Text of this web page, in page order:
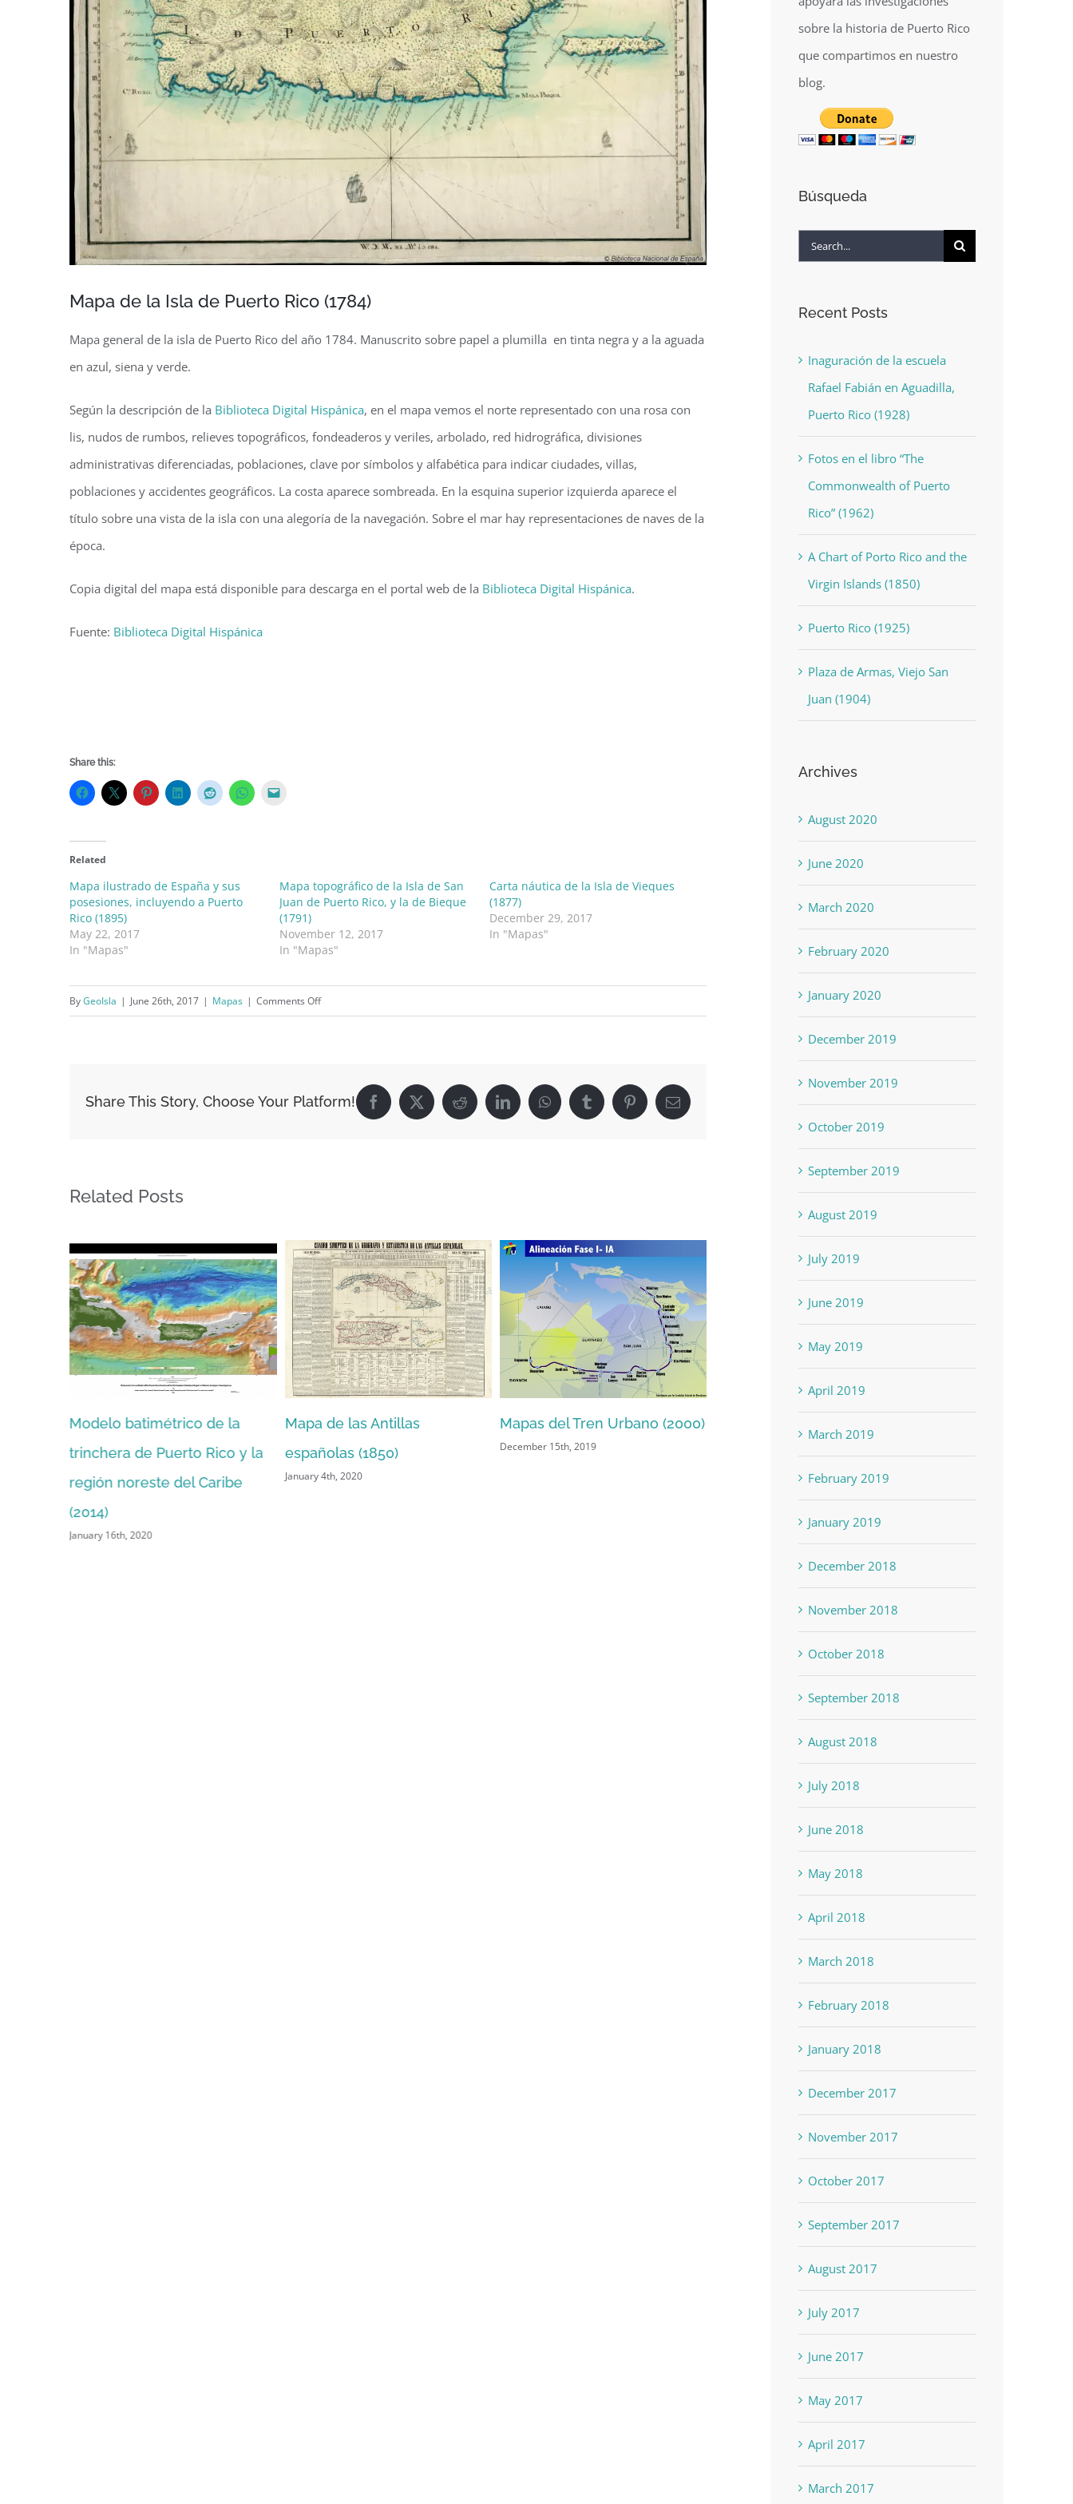
Mapa de la Isla de Puerto Rico (1784)
Mapa general de la isla de Puerto Rico del año 1784. Manuscrito sobre papel a plumilla en tinta negra y a la aguada
en azul, siena y verde.
Según la descripción de la Biblioteca Digital Hispánica, en el mapa vemos el norte representado con una rosa con
lis, nudos de rumbos, relieves topográficos, fondeaderos y veriles, arbolado, red hidrográfica, divisiones
administrativas diferenciadas, poblaciones, clave por símbolos y alfabética para indicar ciudades, villas,
poblaciones y accidentes geográficos. La costa aparece sombreada. En la esquina superior izquierda aparece el
título sobre una vista de la isla con una alegoría de la navegación. Sobre el mar hay representaciones de naves de la
época.
Copia digital del mapa está disponible para descarga en el portal web de la Biblioteca Digital Hispánica.
Fuente: Biblioteca Digital Hispánica
Share this:
Related
Mapa ilustrado de España y sus
posesiones, incluyendo a Puerto
Rico (1895)
May 22, 2017
In "Mapas"
Mapa topográfico de la Isla de San
Juan de Puerto Rico, y la de Bieque
(1791)
November 12, 2017
In "Mapas"
Carta náutica de la Isla de Vieques
(1877)
December 29, 2017
In "Mapas"
ByGeoIsla | June 26th, 2017 | Mapas | Comments Offon
de
Share This Story, Choose Your Platform! Facebook
X Reddit LinkedInWhatsAppTumblrPinterestEmail
Related Posts
de la
Rico y la
del Caribe
Mapa de las Antillas
españolas (1850)
January 4th, 2020
Mapas del Tren Urbano (2000)
December 15th, 2019
Carte de L’Ile Espagnole de
Porto-Rico (1853)
Virgin Islands (1850)
June 9th, 2020
sobre la historia de Puerto Rico
que compartimos en nuestro
blog.
Búsqueda
Search
Recent Posts
Inaguración de la escuela
Rafael Fabián en Aguadilla,
Puerto Rico (1928)
Fotos en el libro “The
Commonwealth of Puerto
Rico” (1962)
A Chart of Porto Rico and the
Virgin Islands (1850)
Puerto Rico (1925)
Plaza de Armas, Viejo San
Juan (1904)
Archives
August 2020
June 2020
March 2020
February 2020
January 2020
December 2019
November 2019
October 2019
September 2019
August 2019
July 2019
June 2019
May 2019
April 2019
March 2019
February 2019
January 2019
December 2018
November 2018
October 2018
September 2018
August 2018
July 2018
June 2018
May 2018
April 2018
March 2018
February 2018
January 2018
December 2017
November 2017
October 2017
September 2017
August 2017
July 2017
June 2017
May 2017
April 2017
March 2017